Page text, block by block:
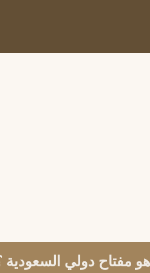
مفتاح دولي السعودية